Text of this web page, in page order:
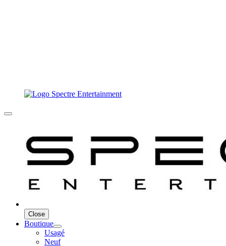
Close
Boutique
Usagé
Neuf